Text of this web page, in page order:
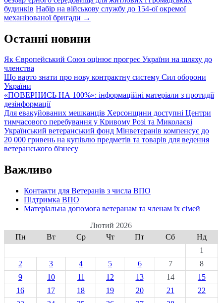
navigation
будинків Набір на військову службу до 154-ої окремої
механізованої бригади →
Останні новини
Як Європейський Союз оцінює прогрес України на шляху до
членства
Що варто знати про нову контрактну систему Сил оборони
України
«ПОВЕРНИСЬ НА 100%»: інформаційні матеріали з протидії
дезінформації
Для евакуйованих мешканців Херсонщини доступні Центри
тимчасового перебування у Кривому Розі та Миколаєві
Український ветеранський фонд Мінветеранів компенсує до
20 000 гривень на купівлю предметів та товарів для ведення
ветеранського бізнесу
Важливо
Контакти для Ветеранів з числа ВПО
Підтримка ВПО
Матеріальна допомога ветеранам та членам їх сімей
Лютий 2026
Пн
Вт Ср Чт Пт Сб
Нд
1
2
3 4 5 6 7
8
9
10 11 12 13 14
15
16
17 18 19 20 21
22